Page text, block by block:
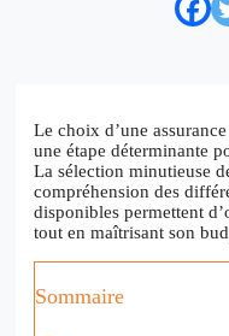
Le choix d’une
une étape déterminante
La sélection minutieuse
compréhension des
disponibles permettent
tout en maîtrisant son
Sommaire